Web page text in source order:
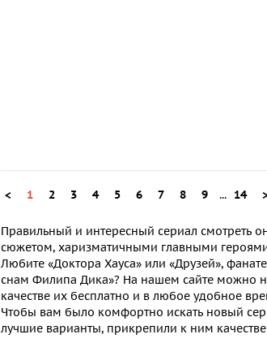
< 1 2 3 4 5 6 7 8 9 ... 14
Правильный и интересный сериал смотреть
сюжетом, харизматичными главными
Любите «Доктора Хауса» или «Друзей»,
снам Филипа Дика»? На нашем сайте можно
качестве их бесплатно и в любое удобное
Чтобы вам было комфортно искать новый
лучшие варианты, прикрепили к ним